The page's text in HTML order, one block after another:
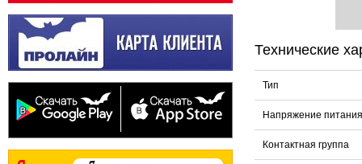
Технические
Тип
Напряжение питания
Контактная группа